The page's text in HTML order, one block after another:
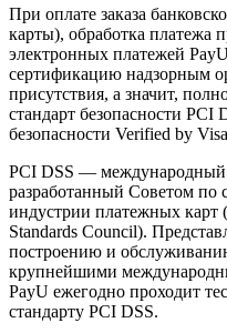
При оплате заказа
карты), обработка платежа
электронных платежей
сертификацию надзорным
присутствия, а значит,
стандарт безопасности
безопасности Verified by
PCI DSS — международный
разработанный Советом по
индустрии платежных карт
Standards Council).
построению и
крупнейшими
PayU ежегодно проходит
стандарту PCI DSS.